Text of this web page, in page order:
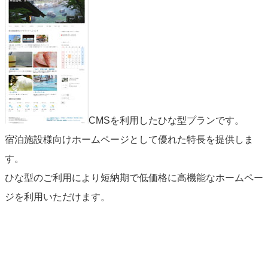
CMSを利用したひな型プランです。
宿泊施設様向けホームページとして優れた特長を提供しま
す。
ひな型のご利用により短納期で低価格に高機能なホームペー
ジを利用いただけます。